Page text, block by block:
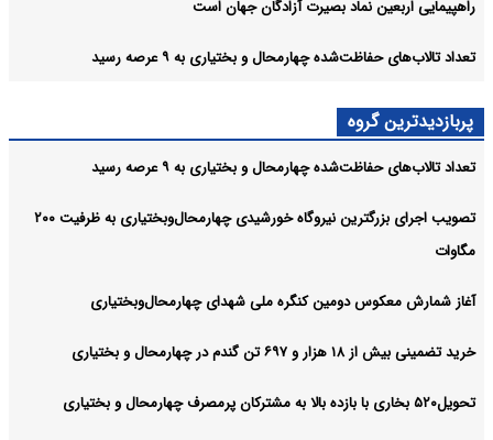
راهپیمایی اربعین نماد بصیرت آزادگان جهان است
تعداد تالاب‌های حفاظت‌شده چهارمحال و بختیاری به ۹ عرصه رسید
پربازدیدترین گروه
تعداد تالاب‌های حفاظت‌شده چهارمحال و بختیاری به ۹ عرصه رسید
تصویب اجرای بزرگترین نیروگاه خورشیدی چهارمحال‌وبختیاری به ظرفیت ۲۰۰
مگاوات
آغاز شمارش معکوس دومین کنگره ملی شهدای چهارمحال‌وبختیاری
خرید تضمینی بیش از ۱۸ هزار و ۶۹۷ تن گندم در چهارمحال و بختیاری
تحویل۵۲۰ بخاری با بازده بالا به مشترکان پرمصرف چهارمحال و بختیاری